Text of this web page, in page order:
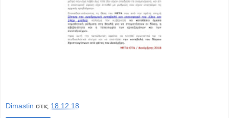
Dimastin στις 18.12.18